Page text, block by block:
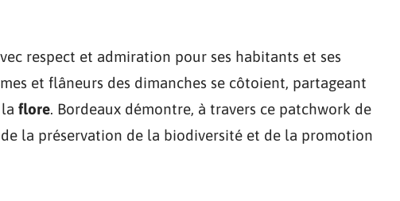
respect et admiration pour ses habitants et ses
et flâneurs des dimanches se côtoient, partageant
flore. Bordeaux démontre, à travers ce patchwork de
la préservation de la biodiversité et de la promotion